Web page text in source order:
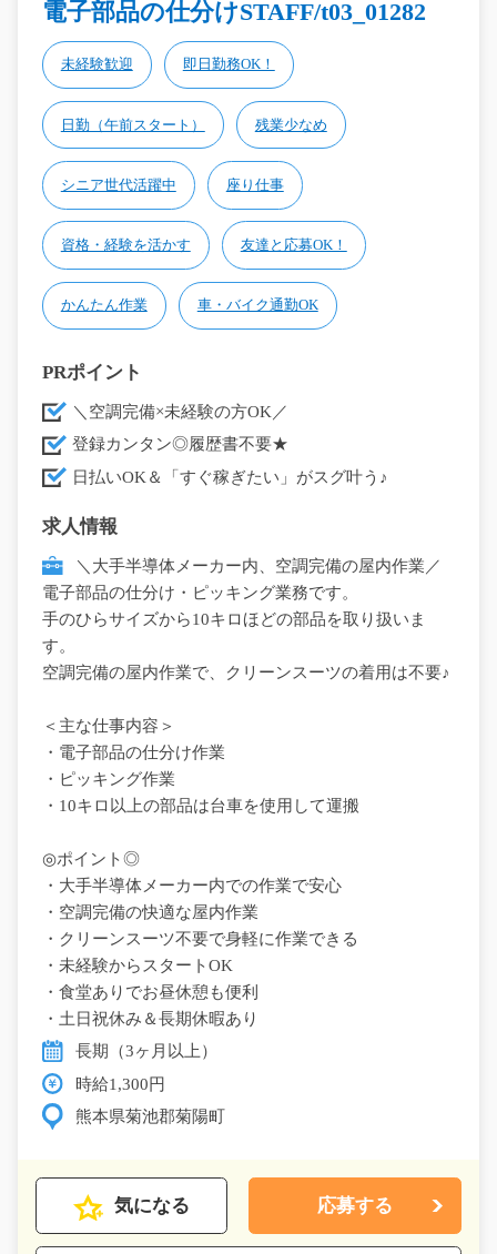
電子部品の仕分けSTAFF/t03_01282
未経験歓迎 即日勤務OK！
日勤（午前スタート） 残業少なめ
シニア世代活躍中 座り仕事
資格・経験を活かす 友達と応募OK！
かんたん作業 車・バイク通勤OK
PRポイント
＼空調完備×未経験の方OK／
登録カンタン◎履歴書不要★
日払いOK＆「すぐ稼ぎたい」がスグ叶う♪
求人情報
＼大手半導体メーカー内、空調完備の屋内作業／
電子部品の仕分け・ピッキング業務です。
手のひらサイズから10キロほどの部品を取り扱いま
す。
空調完備の屋内作業で、クリーンスーツの着用は不要♪
＜主な仕事内容＞
・電子部品の仕分け作業
・ピッキング作業
・10キロ以上の部品は台車を使用して運搬
◎ポイント◎
・大手半導体メーカー内での作業で安心
・空調完備の快適な屋内作業
・クリーンスーツ不要で身軽に作業できる
・未経験からスタートOK
・食堂ありでお昼休憩も便利
・土日祝休み＆長期休暇あり
長期（3ヶ月以上）
時給1,300円
熊本県菊池郡菊陽町
気になる 応募する